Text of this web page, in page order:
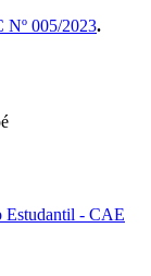
005/2023.
Estudantil - CAE